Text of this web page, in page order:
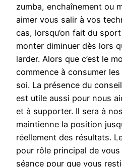
zumba, enchaînement ou
aimer vous salir à vos
cas, lorsqu’on fait du
monter diminuer dès lors
larder. Alors que c’est le
commence à consumer
soi. La présence du
est utile aussi pour nous
et à supporter. Il sera à
maintienne la position
réellement des résultats.
pour rôle principal de
séance pour que vous